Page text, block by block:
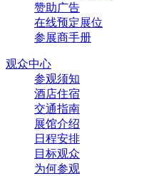
赞助广告
在线预定展位
参展商手册
观众中心
参观须知
酒店住宿
交通指南
展馆介绍
日程安排
目标观众
为何参观